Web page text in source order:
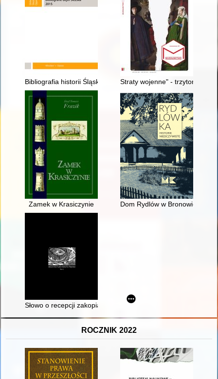
Bibliografia historii Śląska = Bibliographie zur Geschichte
Straty wojenne" - trzytomowa
Zamek w Krasiczynie Dom Rydlów w Bronowicach
Słowo o recepcji zakopiańszczyzny w architekturze
ROCZNIK 2022